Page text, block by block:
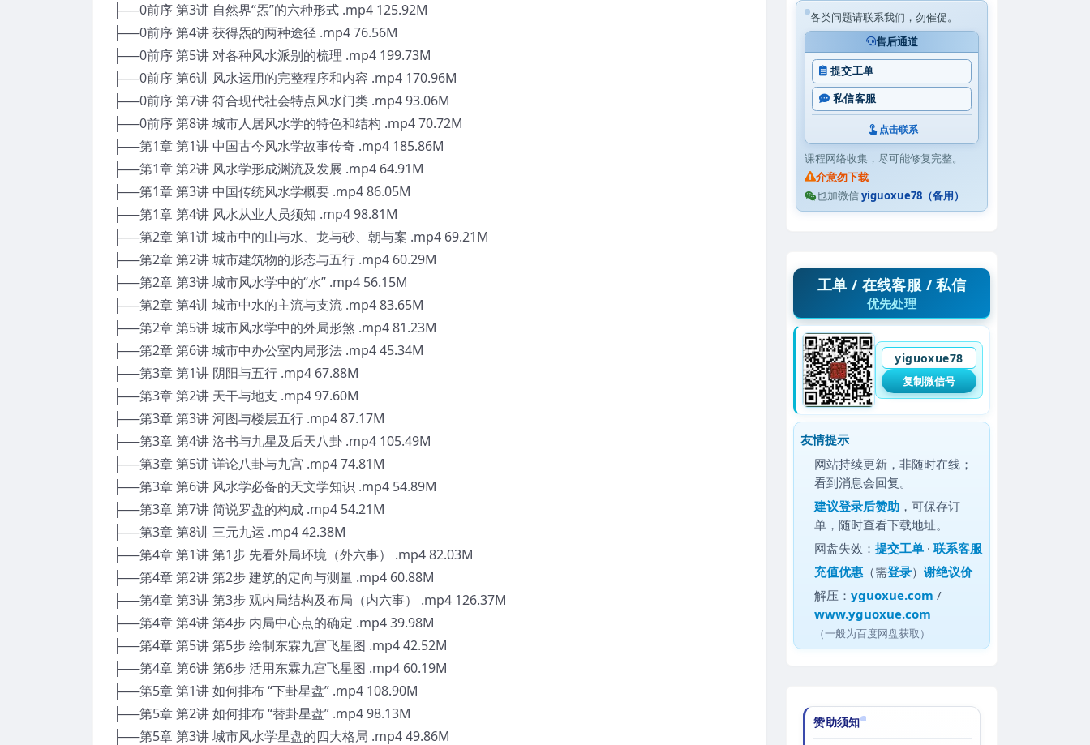
├──0前序 第3讲 自然界“炁”的六种形式 .mp4 125.92M
├──0前序 第4讲 获得炁的两种途径 .mp4 76.56M
├──0前序 第5讲 对各种风水派别的梳理 .mp4 199.73M
├──0前序 第6讲 风水运用的完整程序和内容 .mp4 170.96M
├──0前序 第7讲 符合现代社会特点风水门类 .mp4 93.06M
├──0前序 第8讲 城市人居风水学的特色和结构 .mp4 70.72M
├──第1章 第1讲 中国古今风水学故事传奇 .mp4 185.86M
├──第1章 第2讲 风水学形成渊流及发展 .mp4 64.91M
├──第1章 第3讲 中国传统风水学概要 .mp4 86.05M
├──第1章 第4讲 风水从业人员须知 .mp4 98.81M
├──第2章 第1讲 城市中的山与水、龙与砂、朝与案 .mp4 69.21M
├──第2章 第2讲 城市建筑物的形态与五行 .mp4 60.29M
├──第2章 第3讲 城市风水学中的“水” .mp4 56.15M
├──第2章 第4讲 城市中水的主流与支流 .mp4 83.65M
├──第2章 第5讲 城市风水学中的外局形煞 .mp4 81.23M
├──第2章 第6讲 城市中办公室内局形法 .mp4 45.34M
├──第3章 第1讲 阴阳与五行 .mp4 67.88M
├──第3章 第2讲 天干与地支 .mp4 97.60M
├──第3章 第3讲 河图与楼层五行 .mp4 87.17M
├──第3章 第4讲 洛书与九星及后天八卦 .mp4 105.49M
├──第3章 第5讲 详论八卦与九宫 .mp4 74.81M
├──第3章 第6讲 风水学必备的天文学知识 .mp4 54.89M
├──第3章 第7讲 简说罗盘的构成 .mp4 54.21M
├──第3章 第8讲 三元九运 .mp4 42.38M
├──第4章 第1讲 第1步 先看外局环境（外六事） .mp4 82.03M
├──第4章 第2讲 第2步 建筑的定向与测量 .mp4 60.88M
├──第4章 第3讲 第3步 观内局结构及布局（内六事） .mp4 126.37M
├──第4章 第4讲 第4步 内局中心点的确定 .mp4 39.98M
├──第4章 第5讲 第5步 绘制东霖九宫飞星图 .mp4 42.52M
├──第4章 第6讲 第6步 活用东霖九宫飞星图 .mp4 60.19M
├──第5章 第1讲 如何排布 “下卦星盘” .mp4 108.90M
├──第5章 第2讲 如何排布 “替卦星盘” .mp4 98.13M
├──第5章 第3讲 城市风水学星盘的四大格局 .mp4 49.86M
各类问题请联系我们，勿催促。
售后通道
提交工单
私信客服
点击联系
课程网络收集，尽可能修复完整。
介意勿下载
也加微信yiguoxue78（备用）
工单 / 在线客服 / 私信
优先处理
yiguoxue78
复制微信号
友情提示
网站持续更新，非随时在线；
看到消息会回复。
建议登录后赞助 ，可保存订
单，随时查看下载地址。
网盘失效：提交工单 ·联系客服
充值优惠 （需登录）谢绝议价
解压：yguoxue.com /
www.yguoxue.com
（一般为百度网盘获取）
赞助须知